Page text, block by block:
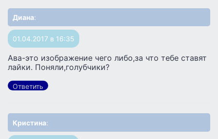
Диана:
01.04.2017 в 16:35
Ава-это изображение чего либо,за что тебе ставят
лайки. Поняли,голубчики?
Ответить
Кристина: